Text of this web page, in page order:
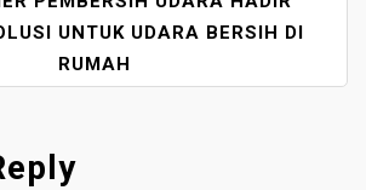
UNTUK UDARA BERSIH DI
RUMAH